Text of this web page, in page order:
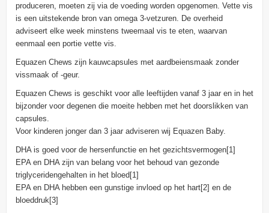
produceren, moeten zij via de voeding worden opgenomen. Vette vis
is een uitstekende bron van omega 3-vetzuren. De overheid
adviseert elke week minstens tweemaal vis te eten, waarvan
eenmaal een portie vette vis.
Equazen Chews zijn kauwcapsules met aardbeiensmaak zonder
vissmaak of -geur.
Equazen Chews is geschikt voor alle leeftijden vanaf 3 jaar en in het
bijzonder voor degenen die moeite hebben met het doorslikken van
capsules.
Voor kinderen jonger dan 3 jaar adviseren wij Equazen Baby.
DHA is goed voor de hersenfunctie en het gezichtsvermogen[1]
EPA en DHA zijn van belang voor het behoud van gezonde
triglyceridengehalten in het bloed[1]
EPA en DHA hebben een gunstige invloed op het hart[2] en de
bloeddruk[3]